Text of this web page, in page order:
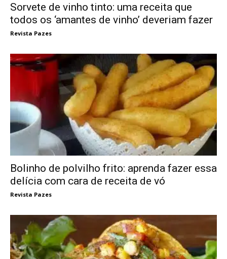
Sorvete de vinho tinto: uma receita que
todos os ‘amantes de vinho’ deveriam fazer
Revista Pazes
Bolinho de polvilho frito: aprenda fazer essa
delícia com cara de receita de vó
Revista Pazes